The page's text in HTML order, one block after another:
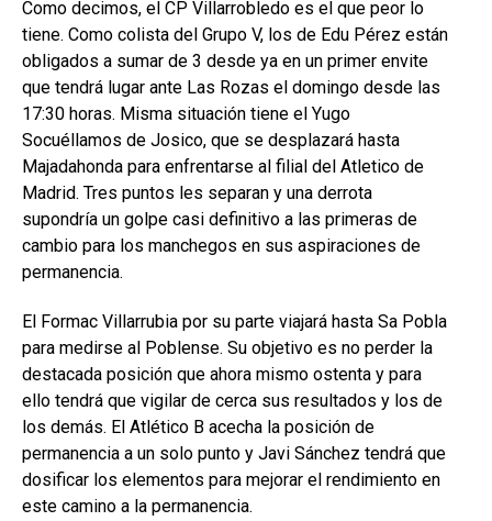
Como decimos, el CP Villarrobledo es el que peor lo
tiene. Como colista del Grupo V, los de Edu Pérez están
obligados a sumar de 3 desde ya en un primer envite
que tendrá lugar ante Las Rozas el domingo desde las
17:30 horas. Misma situación tiene el Yugo
Socuéllamos de Josico, que se desplazará hasta
Majadahonda para enfrentarse al filial del Atletico de
Madrid. Tres puntos les separan y una derrota
supondría un golpe casi definitivo a las primeras de
cambio para los manchegos en sus aspiraciones de
permanencia.
El Formac Villarrubia por su parte viajará hasta Sa Pobla
para medirse al Poblense. Su objetivo es no perder la
destacada posición que ahora mismo ostenta y para
ello tendrá que vigilar de cerca sus resultados y los de
los demás. El Atlético B acecha la posición de
permanencia a un solo punto y Javi Sánchez tendrá que
dosificar los elementos para mejorar el rendimiento en
este camino a la permanencia.